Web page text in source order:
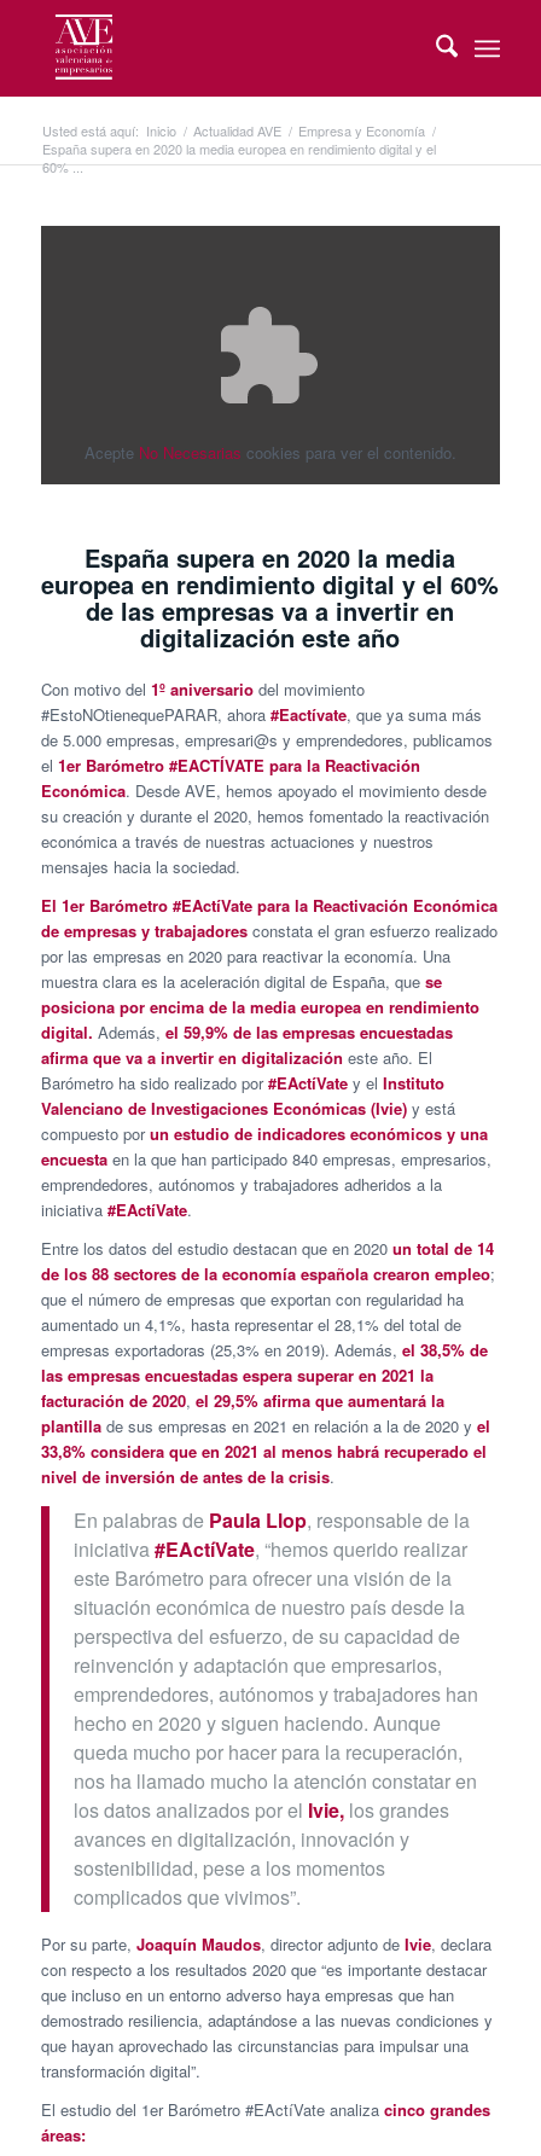
Usted está aquí: Inicio / Actualidad AVE / Empresa y Economía /
España supera en 2020 la media europea en rendimiento digital y el
60% ...
Acepte No Necesarias cookies para ver el contenido.
España supera en 2020 la media
europea en rendimiento digital y el 60%
de las empresas va a invertir en
digitalización este año
Con motivo del 1º aniversariodel movimiento
#EstoNOtienequePARAR, ahora #Eactívate, que ya suma más
de 5.000 empresas, empresari@s y emprendedores, publicamos
el 1er Barómetro #EACTÍVATE para la Reactivación
Económica. Desde AVE, hemos apoyado el movimiento desde
su creación y durante el 2020, hemos fomentado la reactivación
económica a través de nuestras actuaciones y nuestros
mensajes hacia la sociedad.
El 1er Barómetro #EActíVate para la Reactivación Económica
de empresas y trabajadoresconstata el gran esfuerzo realizado
por las empresas en 2020 para reactivar la economía. Una
muestra clara es la aceleración digital de España, que se
posiciona por encima de la media europea en rendimiento
digital. Además, el 59,9% de las empresas encuestadas
afirma que va a invertir en digitalización este año. El
Barómetro ha sido realizado por#EActíVatey el Instituto
Valenciano de Investigaciones Económicas (Ivie) y está
compuesto porun estudio de indicadores económicos y una
encuestaen la que han participado 840 empresas, empresarios,
emprendedores, autónomos y trabajadores adheridos a la
iniciativa #EActíVate.
Entre los datos del estudio destacan que en 2020 un total de 14
de los 88 sectores de la economía española crearon empleo;
que el número de empresas que exportan con regularidad ha
aumentado un 4,1%, hasta representar el 28,1% del total de
empresas exportadoras (25,3% en 2019). Además, el 38,5% de
las empresas encuestadas espera superar en 2021 la
facturación de 2020, el 29,5% afirma que aumentará la
plantilla de sus empresas en 2021 en relación a la de 2020 y el
33,8% considera que en 2021 al menos habrá recuperado el
nivel de inversión de antes de la crisis.
En palabras de Paula Llop, responsable de la
iniciativa#EActíVate, “hemos querido realizar
este Barómetro para ofrecer una visión de la
situación económica de nuestro país desde la
perspectiva del esfuerzo, de su capacidad de
reinvención y adaptación que empresarios,
emprendedores, autónomos y trabajadores han
hecho en 2020 y siguen haciendo. Aunque
queda mucho por hacer para la recuperación,
nos ha llamado mucho la atención constatar en
los datos analizados por el Ivie,los grandes
avances en digitalización, innovación y
sostenibilidad, pese a los momentos
complicados que vivimos”.
Por su parte, Joaquín Maudos, director adjunto deIvie, declara
con respecto a los resultados 2020 que “es importante destacar
que incluso en un entorno adverso haya empresas que han
demostrado resiliencia, adaptándose a las nuevas condiciones y
que hayan aprovechado las circunstancias para impulsar una
transformación digital”.
El estudio del 1er Barómetro #EActíVate analiza cinco grandes
áreas: